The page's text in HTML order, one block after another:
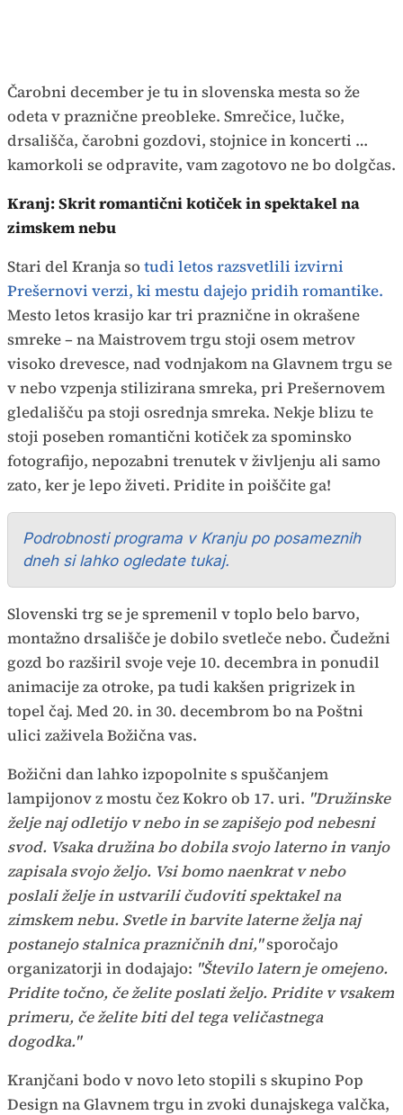
Čarobni december je tu in slovenska mesta so že
odeta v praznične preobleke. Smrečice, lučke,
drsališča, čarobni gozdovi, stojnice in koncerti …
kamorkoli se odpravite, vam zagotovo ne bo dolgčas.
Kranj: Skrit romantični kotiček in spektakel na
zimskem nebu
Stari del Kranja sotudi letos razsvetlili izvirni
Prešernovi verzi, ki mestu dajejo pridih romantike.
Mesto letos krasijo kar tri praznične in okrašene
smreke – na Maistrovem trgu stoji osem metrov
visoko drevesce, nad vodnjakom na Glavnem trgu se
v nebo vzpenja stilizirana smreka, pri Prešernovem
gledališču pa stoji osrednja smreka. Nekje blizu te
stoji poseben romantični kotiček za spominsko
fotografijo, nepozabni trenutek v življenju ali samo
zato, ker je lepo živeti. Pridite in poiščite ga!
Podrobnosti programa v Kranju po posameznih
dneh si lahko ogledate tukaj.
Slovenski trg se je spremenil v toplo belo barvo,
montažno drsališče je dobilo svetleče nebo. Čudežni
gozd bo razširil svoje veje 10. decembra in ponudil
animacije za otroke, pa tudi kakšen prigrizek in
topel čaj. Med 20. in 30. decembrom bo na Poštni
ulici zaživela Božična vas.
Božični dan lahko izpopolnite s spuščanjem
lampijonov z mostu čez Kokro ob 17. uri. "Družinske
želje naj odletijo v nebo in se zapišejo pod nebesni
svod. Vsaka družina bo dobila svojo laterno in vanjo
zapisala svojo željo. Vsi bomo naenkrat v nebo
poslali želje in ustvarili čudoviti spektakel na
zimskem nebu. Svetle in barvite laterne želja naj
postanejo stalnica prazničnih dni,"sporočajo
organizatorji in dodajajo: "Število latern je omejeno.
Pridite točno, če želite poslati željo. Pridite v vsakem
primeru, če želite biti del tega veličastnega
dogodka."
Kranjčani bodo v novo leto stopili s skupino Pop
Design na Glavnem trgu in zvoki dunajskega valčka,